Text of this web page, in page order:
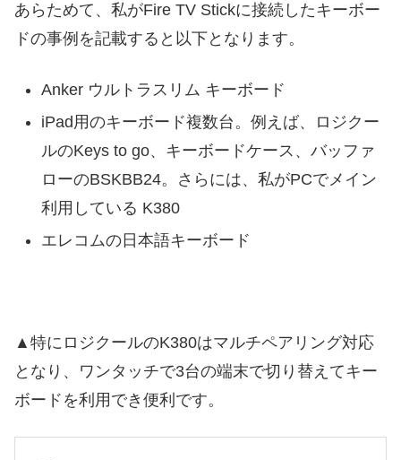
あらためて、私がFire TV Stickに接続したキーボー
ドの事例を記載すると以下となります。
Anker ウルトラスリム キーボード
iPad用のキーボード複数台。例えば、ロジクー
ルのKeys to go、キーボードケース、バッファ
ローのBSKBB24。さらには、私がPCでメイン
利用している K380
エレコムの日本語キーボード
▲特にロジクールのK380はマルチペアリング対応
となり、ワンタッチで3台の端末で切り替えてキー
ボードを利用でき便利です。